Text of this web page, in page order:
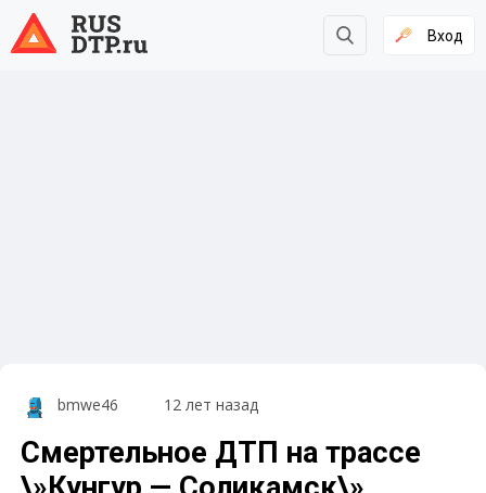
Вход
bmwe46 12 лет назад
Смертельное ДТП на трассе